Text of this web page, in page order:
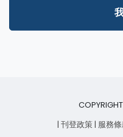
| 刊登政策 | 服務